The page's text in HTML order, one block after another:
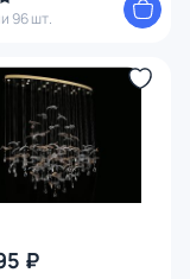
96 шт.
₽